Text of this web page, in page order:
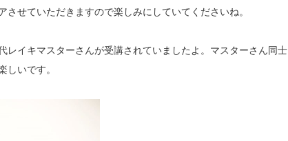
せていただきますので楽しみにしていてくださいね。
レイキマスターさんが受講されていましたよ。マスターさん同士
しいです。